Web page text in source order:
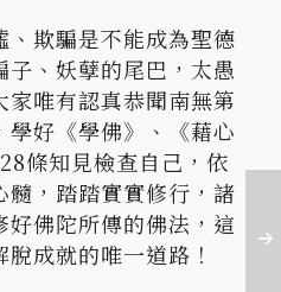
、欺騙是不能成為聖德
、妖孽的尾巴，太愚
唯有認真恭聞南無第
好《學佛》、《藉心
條知見檢查自己，依
髓，踏踏實實修行，諸
佛陀所傳的佛法，這
成就的唯一道路！